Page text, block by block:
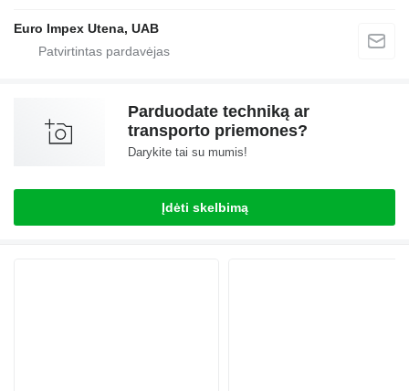
Euro Impex Utena, UAB
Parduodate techniką ar
transporto priemones?
Darykite tai su mumis!
Įdėti skelbimą